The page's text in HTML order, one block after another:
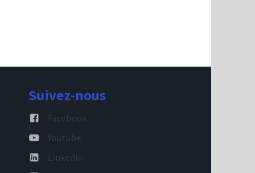
Suivez-nous
Facebook
Youtube
Linkedin